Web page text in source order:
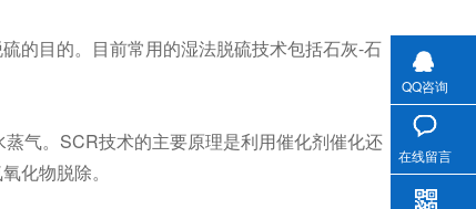
的目的。目前常用的湿法脱硫技术包括石灰-石
气。SCR技术的主要原理是利用催化剂催化还
化物脱除。
QQ咨询
在线留言